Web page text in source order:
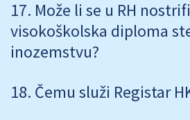
Može li se u RH
visokoškolska diploma
inozemstvu?
Čemu služi Registar